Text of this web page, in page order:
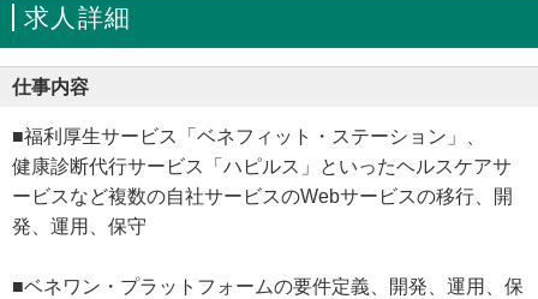
求人詳細
仕事内容
■福利厚生サービス「ベネフィット・ステーション」、
健康診断代行サービス「ハピルス」といったヘルスケアサ
ービスなど複数の自社サービスのWebサービスの移行、開
発、運用、保守
■ベネワン・プラットフォームの要件定義、開発、運用、保